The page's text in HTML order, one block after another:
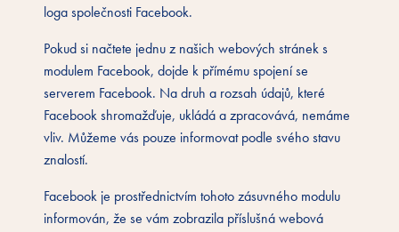
loga společnosti Facebook.
Pokud si načtete jednu z našich webových stránek s
modulem Facebook, dojde k přímému spojení se
serverem Facebook. Na druh a rozsah údajů, které
Facebook shromažďuje, ukládá a zpracovává, nemáme
vliv. Můžeme vás pouze informovat podle svého stavu
znalostí.
Facebook je prostřednictvím tohoto zásuvného modulu
informován, že se vám zobrazila příslušná webová